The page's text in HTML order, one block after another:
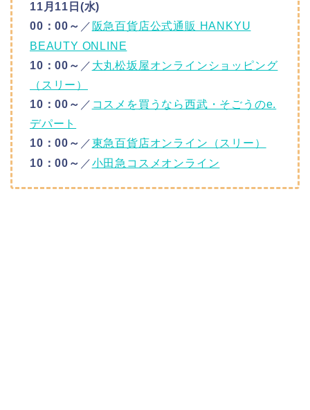
11月11日(水)
00：00～ ／ 阪急百貨店公式通販 HANKYU
BEAUTY ONLINE
10：00～ ／ 大丸松坂屋オンラインショッピング
（スリー）
10：00～ ／ コスメを買うなら西武・そごうのe.
デパート
10：00～ ／東急百貨店オンライン（スリー）
10：00～ ／小田急コスメオンライン